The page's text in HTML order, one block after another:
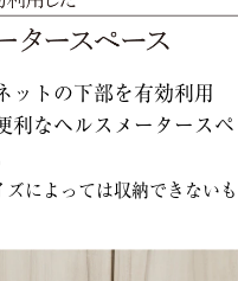
ットの下部を有効利用
利なヘルスメータースペ
によっては収納できないも